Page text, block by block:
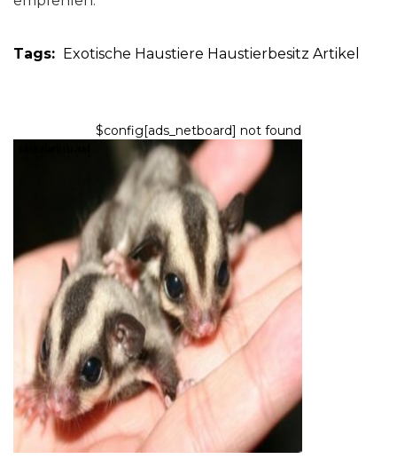
Tags: Exotische Haustiere Haustierbesitz Artikel
$config[ads_netboard] not found
EXOTISCHE HAUSTIERE
10 Gründe, warum Sugar Gliders
nicht als Haustiere gehalten
werden sollten
8,2026